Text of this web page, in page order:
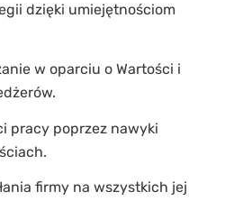
dzięki umiejętnościom
w oparciu o Wartości i
pracy poprzez nawyki
firmy na wszystkich jej